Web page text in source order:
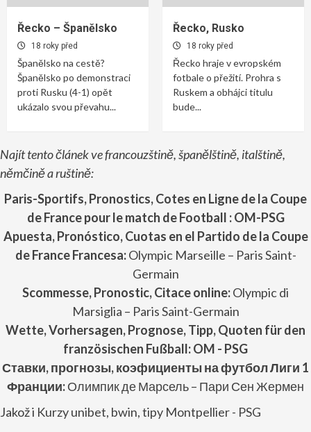
Řecko – Španělsko
18 roky před
Španělsko na cestě?
Španělsko po demonstraci
proti Rusku (4-1) opět
ukázalo svou převahu...
Řecko, Rusko
18 roky před
Řecko hraje v evropském
fotbale o přežití. Prohra s
Ruskem a obhájci titulu
bude...
Najít tento článek ve francouzštině, španělštině, italštině,
němčině a ruštině:
Paris-Sportifs, Pronostics, Cotes en Ligne de la Coupe
de France pour le match de Football : OM-PSG
Apuesta, Pronóstico, Cuotas en el Partido dela Coupe
de FranceFrancesa:Olympic Marseille – Paris Saint-
Germain
Scommesse, Pronostic, Citace online:Olympic di
Marsiglia – Paris Saint-Germain
Wette, Vorhersagen, Prognose, Tipp, Quoten für den
französischen Fußball: OM - PSG
Ставки, прогнозы, коэфициенты на футбол Лиги 1
Франции:Олимпик де Марсель – Пари Сен Жермен
Jakož i Kurzy unibet, bwin, tipy Montpellier - PSG